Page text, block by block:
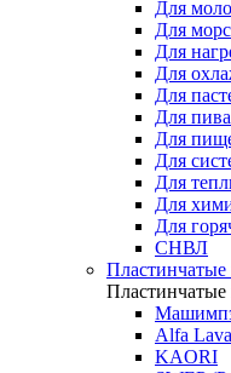
Для
Для
Для
Для
Для
Для
Для
Для
Для
Для
Для
СНВЛ
Alfa
KAORI